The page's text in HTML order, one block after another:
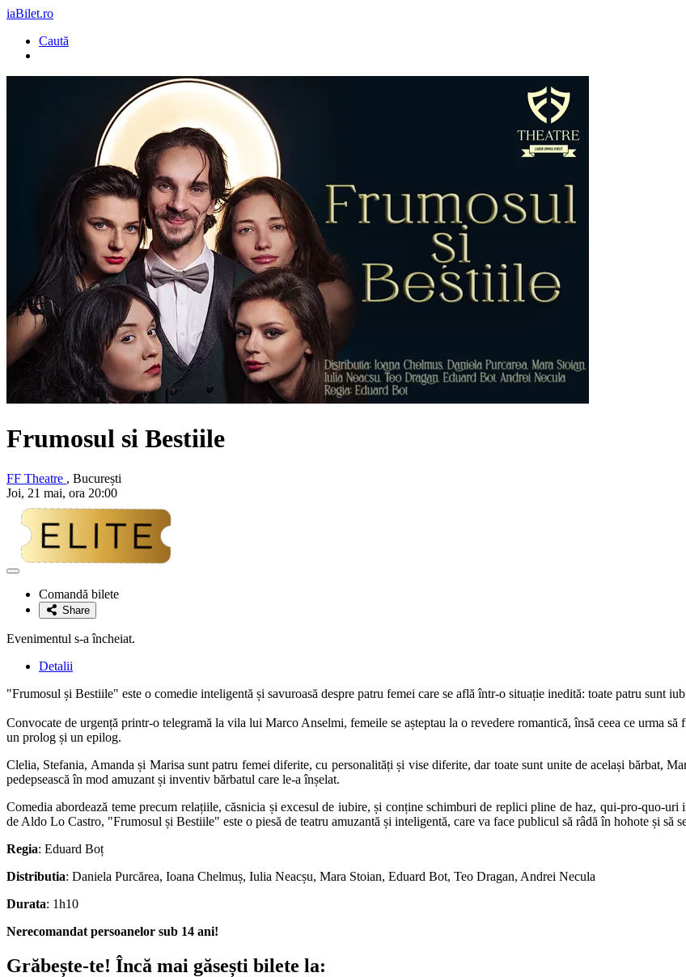
iaBilet.ro
Caută
Frumosul si Bestiile
FF Theatre , București
Joi, 21 mai, ora 20:00
Adaugă
favoriteComandă bilete
Share
Evenimentul s-a încheiat.
Detalii
"Frumosul și Bestiile" este o comedie inteligentă și savuroasă despre patru femei care se află într-o situație inedită: toate patru sunt
Convocate de urgență printr-o telegramă la vila lui Marco Anselmi, femeile se așteptau la o revedere romantică, însă ceea ce urma
un prolog și un epilog.
Clelia, Stefania, Amanda și Marisa sunt patru femei diferite, cu personalități și vise diferite, dar toate sunt unite de același bărbat,
pedepsească în mod amuzant și inventiv bărbatul care le-a înșelat.
Comedia abordează teme precum relațiile, căsnicia și excesul de iubire, și conține schimburi de replici pline de haz, qui-pro-quo-
de Aldo Lo Castro, "Frumosul și Bestiile" este o piesă de teatru amuzantă și inteligentă, care va face publicul să râdă în hohote și să
Regia: Eduard Boț
Distributia: Daniela Purcărea, Ioana Chelmuș, Iulia Neacșu, Mara Stoian, Eduard Bot, Teo Dragan, Andrei Necula
Durata: 1h10
Nerecomandat persoanelor sub 14 ani!
Grăbește-te! Încă mai găsești bilete la: